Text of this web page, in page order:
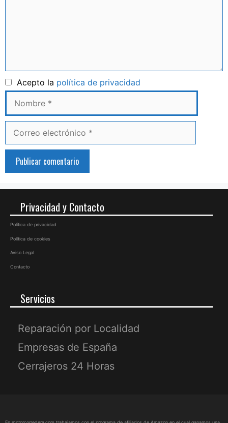
Acepto la política de privacidad
Privacidad y Contacto
Política de privacidad
Política de cookies
Aviso Legal
Contacto
Servicios
Reparación por Localidad
Empresas de España
Cerrajeros 24 Horas